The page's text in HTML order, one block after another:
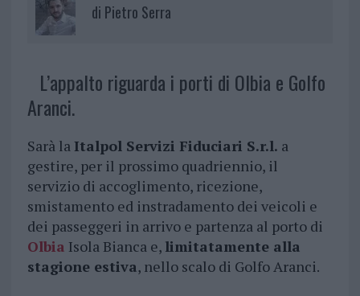
di Pietro Serra
L’appalto riguarda i porti di Olbia e Golfo
Aranci.
Sarà la Italpol Servizi Fiduciari S.r.l. a
gestire, per il prossimo quadriennio, il
servizio di accoglimento, ricezione,
smistamento ed instradamento dei veicoli e
dei passeggeri in arrivo e partenza al porto di
Olbia Isola Bianca e, limitatamente alla
stagione estiva, nello scalo di Golfo Aranci.